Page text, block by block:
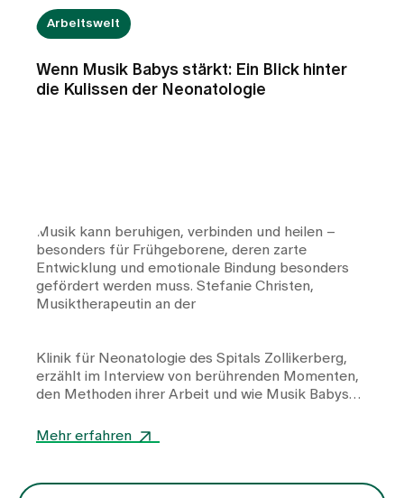
Arbeitswelt
Wenn Musik Babys stärkt: Ein Blick hinter
die Kulissen der Neonatologie
Musik kann beruhigen, verbinden und heilen –
besonders für Frühgeborene, deren zarte
Entwicklung und emotionale Bindung besonders
gefördert werden muss. Stefanie Christen,
Musiktherapeutin an der
Klinik für Neonatologie des Spitals Zollikerberg,
erzählt im Interview von berührenden Momenten,
den Methoden ihrer Arbeit und wie Musik Babys
schenkt.
Mehr erfahren